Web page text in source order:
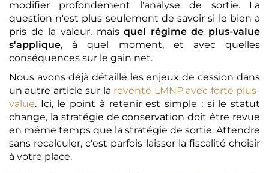
modifier profondément l'analyse de sortie. La
question n'est plus seulement de savoir si le bien a
pris de la valeur, maisquel régime de plus-value
s'applique, à quel moment, et avec quelles
conséquences sur le gain net.
Nous avons déjà détaillé les enjeux de cession dans
un autre article sur la revente LMNP avec forte plus-
value. Ici, le point à retenir est simple : si le statut
change, la stratégie de conservation doit être revue
en même temps que la stratégie de sortie. Attendre
sans recalculer, c'est parfois laisser la fiscalité choisir
à votre place.